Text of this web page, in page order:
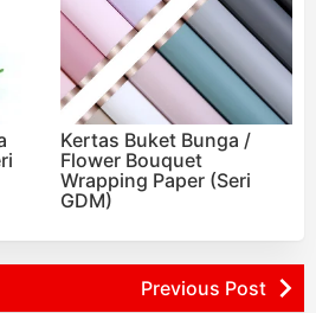
Kertas Buket Bunga /
Flower Bouquet
Wrapping Paper (Seri
GDM)
Previous Post